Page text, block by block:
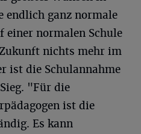
ganz normale
einer normalen Schule
nichts mehr im
ist die Schulannahme
"Für die
ist die
Es kann